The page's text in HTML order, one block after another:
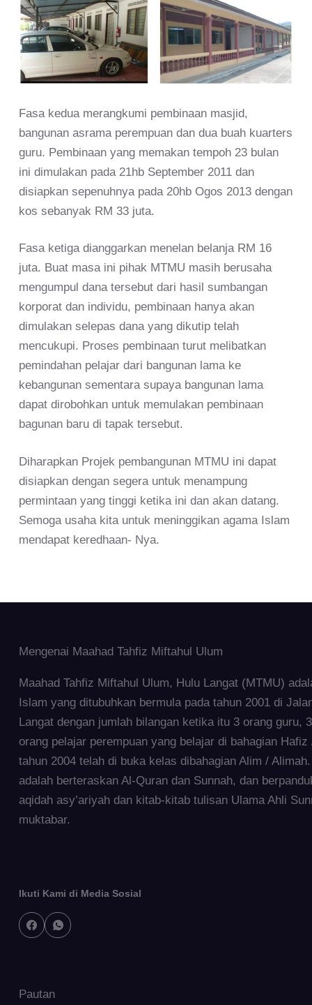
Fasa kedua merangkumi pembinaan masjid,
bangunan asrama perempuan dan dua buah kuarters
guru. Pembinaan yang memakan tempoh 23 bulan
ini dimulakan pada 21hb September 2011 dan
disiapkan sepenuhnya pada 20hb Ogos 2013 dengan
kos sebanyak RM 33 juta.
Fasa ketiga dianggarkan menelan belanja RM 16
juta. Buat masa ini pihak MTMU masih berusaha
mengumpul dana tersebut dari hasil sumbangan
korporat dan individu, pembinaan hanya akan
dimulakan selepas dana yang dikutip telah
mencukupi. Proses pembinaan turut melibatkan
pemindahan pelajar dari bangunan lama ke
kebangunan sementara supaya bangunan lama
dapat dirobohkan untuk memulakan pembinaan
bagunan baru di tapak tersebut.
Diharapkan Projek pembangunan MTMU ini dapat
disiapkan dengan segera untuk menampung
permintaan yang tinggi ketika ini dan akan datang.
Semoga usaha kita untuk meninggikan agama Islam
mendapat keredhaan- Nya.
Mengenai Maahad Tahfiz Miftahul Ulum
Maahad Tahfiz Miftahul Ulum, Hulu Langat (MTMU)
Islam yang ditubuhkan bermula pada tahun 2001 di
Langat dengan jumlah bilangan ketika itu 3 orang guru,
orang pelajar perempuan yang belajar di bahagian
tahun 2004 telah di buka kelas dibahagian Alim /
adalah berteraskan Al-Quran dan Sunnah, dan
aqidah asy’ariyah dan kitab-kitab tulisan Ulama Ahli
muktabar.
Ikuti Kami di Media Sosial
Pautan